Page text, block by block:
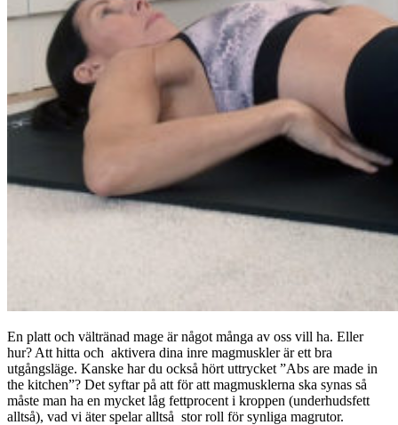
En platt och vältränad mage är något många av oss vill ha. Eller
hur? Att hitta och aktivera dina inre magmuskler är ett bra
utgångsläge. Kanske har du också hört uttrycket ”Abs are made in
the kitchen”? Det syftar på att för att magmusklerna ska synas så
måste man ha en mycket låg fettprocent i kroppen (underhudsfett
alltså), vad vi äter spelar alltså stor roll för synliga magrutor.